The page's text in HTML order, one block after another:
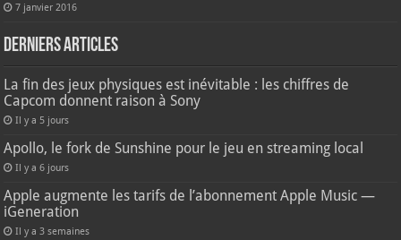
7 janvier 2016
Derniers articles
La fin des jeux physiques est inévitable : les chiffres de
Capcom donnent raison à Sony
Il y a 5 jours
Apollo, le fork de Sunshine pour le jeu en streaming local
Il y a 6 jours
Apple augmente les tarifs de l’abonnement Apple Music —
iGeneration
Il y a 3 semaines